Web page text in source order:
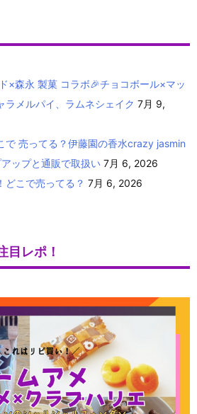
×森永 製菓 コラボ🎉チョコボール×マッ
ラメルパイ、ラムネシェイク 7月 9,
で 売ってる？伊藤園の香水crazy jasmin
ップと通販で取扱い 7月 6, 2026
どこで売ってる？ 7月 6, 2026
目レポ！